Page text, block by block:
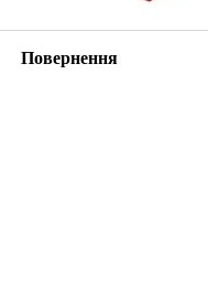
Повернення